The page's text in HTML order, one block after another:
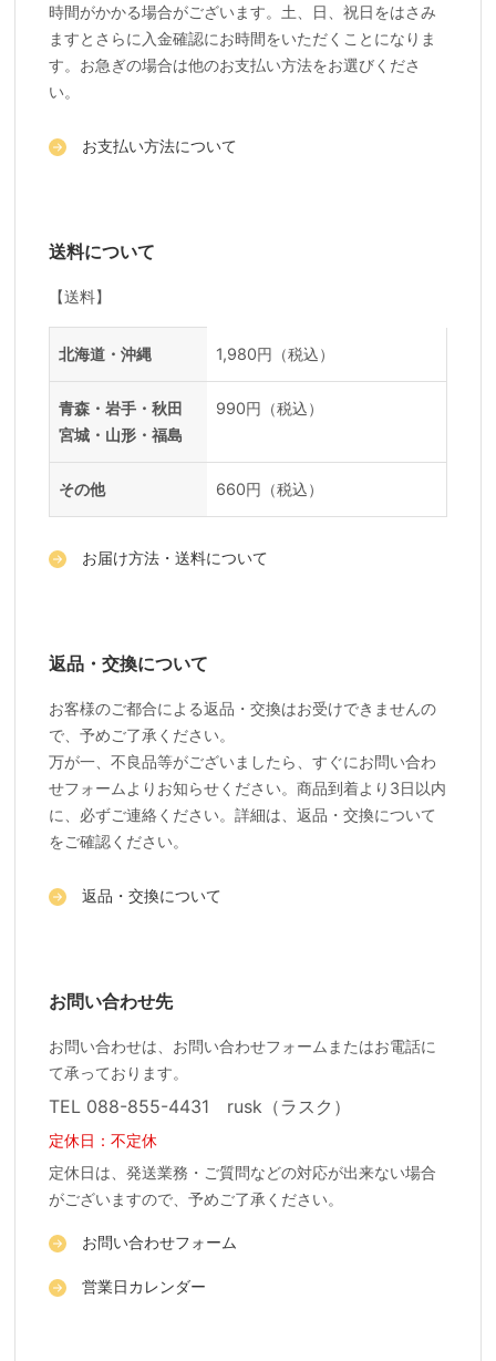
時間がかかる場合がございます。土、日、祝日をはさみ
ますとさらに入金確認にお時間をいただくことになりま
す。お急ぎの場合は他のお支払い方法をお選びくださ
い。
お支払い方法について
送料について
【送料】
地域 料金
北海道・沖縄 1,980円（税込）
青森・岩手・秋田
宮城・山形・福島
990円（税込）
その他 660円（税込）
お届け方法・送料について
返品・交換について
お客様のご都合による返品・交換はお受けできませんの
で、予めご了承ください。
万が一、不良品等がございましたら、すぐにお問い合わ
せフォームよりお知らせください。商品到着より3日以内
に、必ずご連絡ください。詳細は、返品・交換について
をご確認ください。
返品・交換について
お問い合わせ先
お問い合わせは、お問い合わせフォームまたはお電話に
て承っております。
TEL 088-855-4431 rusk（ラスク）
定休日：不定休
定休日は、発送業務・ご質問などの対応が出来ない場合
がございますので、予めご了承ください。
お問い合わせフォーム
営業日カレンダー